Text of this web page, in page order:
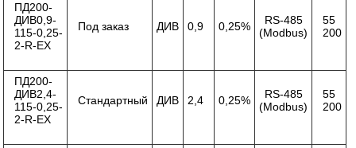
ПД200-
ДИВ0,9-
115-0,25-
2-R-ЕХ
Под заказ ДИВ 0,9 0,25%
RS-485
(Modbus)
55
200
ПД200-
ДИВ2,4-
115-0,25-
2-R-ЕХ
Стандартный ДИВ 2,4 0,25%
RS-485
(Modbus)
55
200